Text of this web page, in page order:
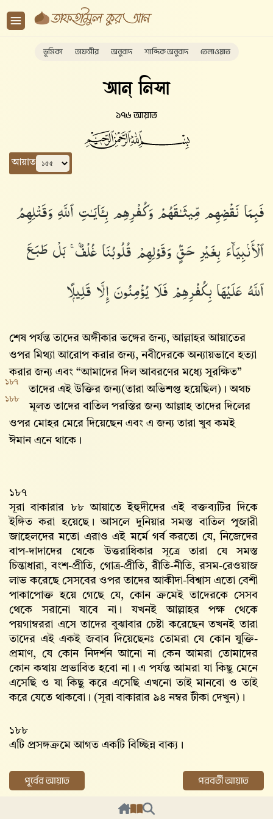
ভূমিকা তাফসীর অনুবাদ শাব্দিক অনুবাদ তেলাওয়াত
আন্ নিসা
১৭৬ আয়াত
আয়াত
فَبِمَا نَقْضِهِم مِّيثَـٰقَهُمْ وَكُفْرِهِم بِـَٔايَـٰتِ ٱللَّهِ وَقَتْلِهِمُ
ٱلْأَنۢبِيَآءَ بِغَيْرِ حَقٍّۢ وَقَوْلِهِمْ قُلُوبُنَا غُلْفٌۢ ۚ بَلْ طَبَعَ
ٱللَّهُ عَلَيْهَا بِكُفْرِهِمْ فَلَا يُؤْمِنُونَ إِلَّا قَلِيلًۭا
শেষ পর্যন্ত তাদের অঙ্গীকার ভঙ্গের জন্য, আল্লাহর আয়াতের
ওপর মিথ্যা আরোপ করার জন্য, নবীদেরকে অন্যায়ভাবে হত্যা
করার জন্য এবং “আমাদের দিল আবরণের মধ্যে সুরক্ষিত”
১৮৭
তাদের এই উক্তির জন্য(তারা অভিশপ্ত হয়েছিল) । অথচ
১৮৮
মূলত তাদের বাতিল পরস্তির জন্য আল্লাহ‌ তাদের দিলের
ওপর মোহর মেরে দিয়েছেন এবং এ জন্য তারা খুব কমই
ঈমান এনে থাকে।
১৮৭
সূরা বাকারার ৮৮ আয়াতে ইহুদীদের এই বক্তব্যটির দিকে
ইঙ্গিত করা হয়েছে। আসলে দুনিয়ার সমস্ত বাতিল পূজারী
জাহেলদের মতো এরাও এই মর্মে গর্ব করতো যে, নিজেদের
বাপ-দাদাদের থেকে উত্তরাধিকার সূত্রে তারা যে সমস্ত
চিন্তাধারা, বংশ-প্রীতি, গোত্র-প্রীতি, রীতি-নীতি, রসম-রেওয়াজ
লাভ করেছে সেসবের ওপর তাদের আকীদা-বিশ্বাস এতো বেশী
পাকাপোক্ত হয়ে গেছে যে, কোন ক্রমেই তাদেরকে সেসব
থেকে সরানো যাবে না। যখনই আল্লাহর পক্ষ থেকে
পয়গাম্বররা এসে তাদের বুঝাবার চেষ্টা করেছেন তখনই তারা
তাদের এই একই জবাব দিয়েছেনঃ তোমরা যে কোন যুক্তি-
প্রমাণ, যে কোন নিদর্শন আনো না কেন আমরা তোমাদের
কোন কথায় প্রভাবিত হবো না। এ পর্যন্ত আমরা যা কিছু মেনে
এসেছি ও যা কিছু করে এসেছি এখনো তাই মানবো ও তাই
করে যেতে থাকবো। (সূরা বাকারার ৯৪ নম্বর টীকা দেখুন)।
১৮৮
এটি প্রসঙ্গক্রমে আগত একটি বিচ্ছিন্ন বাক্য।
পূর্বের আয়াত পরবর্তী আয়াত